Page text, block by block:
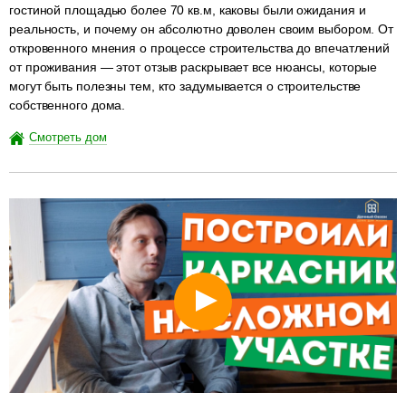
гостиной площадью более 70 кв.м, каковы были ожидания и
реальность, и почему он абсолютно доволен своим выбором. От
откровенного мнения о процессе строительства до впечатлений
от проживания — этот отзыв раскрывает все нюансы, которые
могут быть полезны тем, кто задумывается о строительстве
собственного дома.
Смотреть дом